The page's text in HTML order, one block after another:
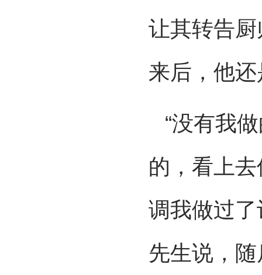
让其转告
来后，他
“没有我
的，看上
调我做过
先生说，